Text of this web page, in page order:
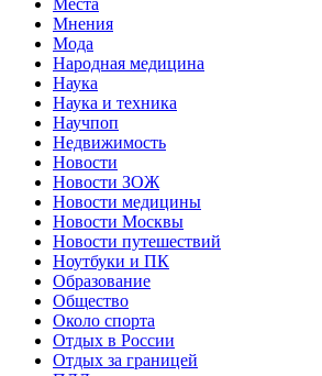
Мнения
Мода
Народная медицина
Наука
Наука и техника
Научпоп
Недвижимость
Новости
Новости ЗОЖ
Новости медицины
Новости Москвы
Новости путешествий
Ноутбуки и ПК
Образование
Общество
Около спорта
Отдых в России
Отдых за границей